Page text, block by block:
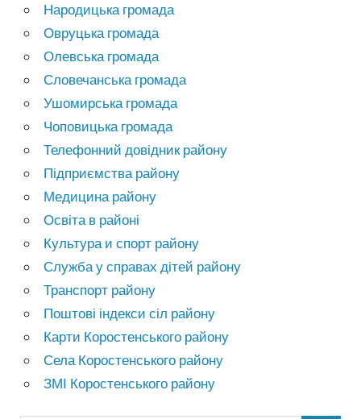
Народицька громада
Овруцька громада
Олевська громада
Словечанська громада
Ушомирська громада
Чоповицька громада
Телефонний довідник району
Підприємства району
Медицина району
Освіта в районі
Культура и спорт району
Служба у справах дітей району
Транспорт району
Поштові індекси сіл району
Карти Коростенського району
Села Коростенського району
ЗМІ Коростенського району